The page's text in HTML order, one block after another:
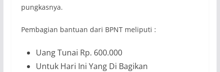
pungkasnya.
Pembagian bantuan dari BPNT meliputi :
Uang Tunai Rp. 600.000
Untuk Hari Ini Yang Di Bagikan